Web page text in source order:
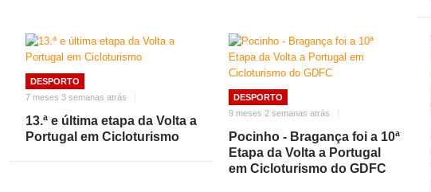
DESPORTO
7 meses 3 semanas atrás
13.ª e última etapa da Volta a
Portugal em Cicloturismo
DESPORTO
9 meses 2 semanas atrás
Pocinho - Bragança foi a 10ª
Etapa da Volta a Portugal
em Cicloturismo do GDFC